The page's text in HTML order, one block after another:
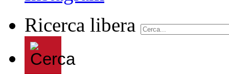
Ricerca libera